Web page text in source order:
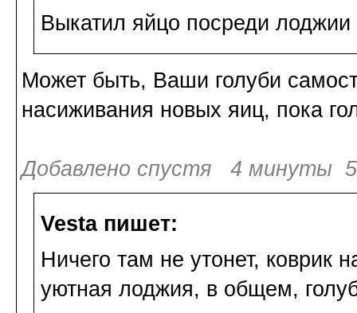
Выкатил яйцо посреди лоджии
Может быть, Ваши голуби
насиживания новых яиц, пока
Добавлено спустя 4 минуты
Vesta пишет:
Ничего там не утонет, коврик
уютная лоджия, в общем,